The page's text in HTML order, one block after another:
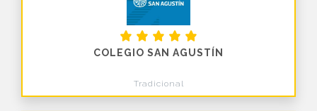
COLEGIO SAN AGUSTÍN
Tradicional